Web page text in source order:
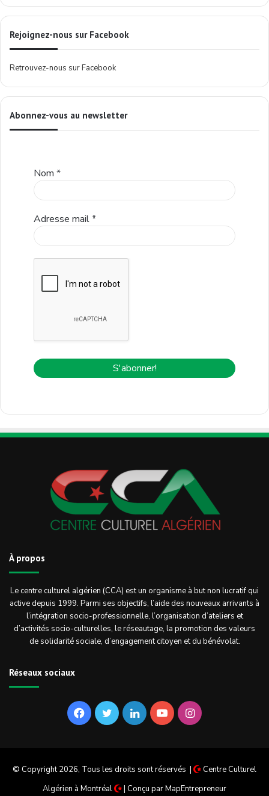
Rejoignez-nous sur Facebook
Retrouvez-nous sur Facebook
Abonnez-vous au newsletter
Nom *
Adresse mail*
À propos
Le centre culturel algérien (CCA) est un organisme à but non lucratif qui
active depuis 1999. Parmi ses objectifs, l’aide des nouveaux arrivants à
l’intégration socio-professionnelle, l’organisation d’ateliers et
d’activités socio-culturelles, le réseautage, la promotion des valeurs
de solidarité sociale, d’engagement citoyen et du bénévolat.
Réseaux sociaux
FacebookTwitterLinkedinYouTubeInstagram
© Copyright 2026, Tous les droits sont réservés |
Centre Culturel
Algérien à Montréal
| Conçu parMapEntrepreneur